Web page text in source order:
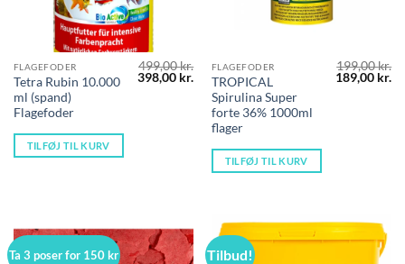
FLAGEFODER
Tetra Rubin 10.000
ml (spand)
Flagefoder
499,00kr.
Den
oprindelige
398,00 kr.Den
aktuelle
pris
398,00 kr..
TILFØJ TIL KURV
FLAGEFODER
TROPICAL
Spirulina Super
forte 36% 1000ml
flager
199,00kr.
Den
oprindelige
189,00 kr.
TILFØJ TIL KURV
Ta 3 poser for 150 kr Tilbud!